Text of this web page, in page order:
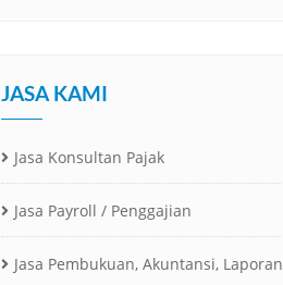
JASA KAMI
Jasa Konsultan Pajak
Jasa Payroll / Penggajian
Jasa Pembukuan, Akuntansi, Laporan